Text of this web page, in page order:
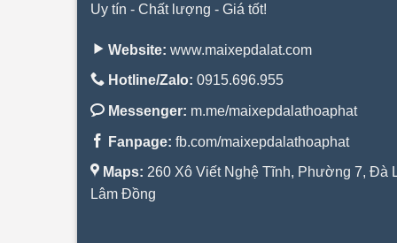
Uy tín - Chất lượng - Giá tốt!
Website: www.maixepdalat.com
Hotline/Zalo: 0915.696.955
Messenger: m.me/maixepdalathoaphat
Fanpage: fb.com/maixepdalathoaphat
Maps: 260 Xô Viết Nghệ Tĩnh, Phường 7, Đà
Lâm Đồng